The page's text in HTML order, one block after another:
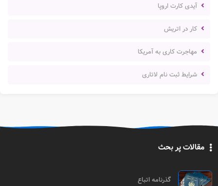
آیدی کارت اروپا
کار در اتریش
مهاجرت کاری به آمریکا
شرایط ثبت نام لاتاری
مقالات پر بحث
گذرنامه اتباع